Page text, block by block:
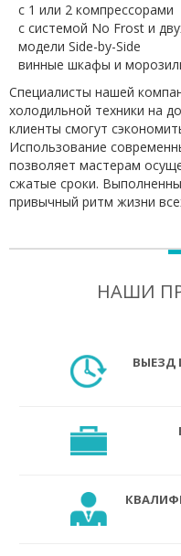
с 1 или 2 компрессорами
с системой No Frost и
модели Side-by-Side
винные шкафы и
Специалисты нашей
холодильной техники на
клиенты смогут
Использование
позволяет мастерам
сжатые сроки.
привычный ритм жизни
НАШИ
ВЫЕЗД